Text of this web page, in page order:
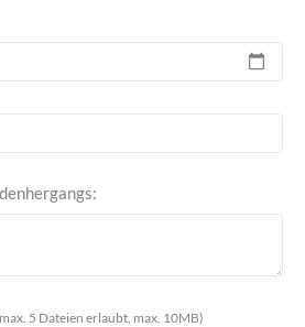
5 Dateien erlaubt, max. 10MB)